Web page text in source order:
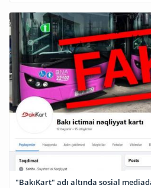
"BakıKart" adı altında sosial